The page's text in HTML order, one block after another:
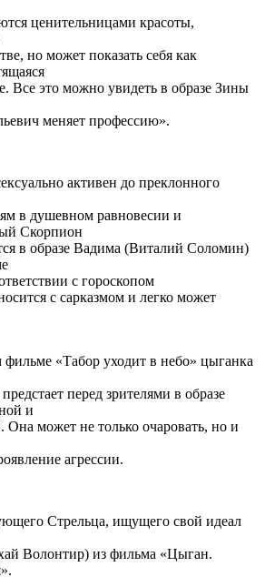
ценительницами красоты,
но может показать себя как
Все это можно увидеть в образе Зины
меняет профессию».
активен до преклонного
в душевном равновесии и
Скорпион
в образе Вадима (Виталий Соломин)
с гороскопом
с сарказмом и легко может
«Табор уходит в небо» цыганка
перед зрителями в образе
и
Она может не только очаровать, но и
агрессии.
Стрельца, ищущего свой идеал
Волонтир) из фильма «Цыган.